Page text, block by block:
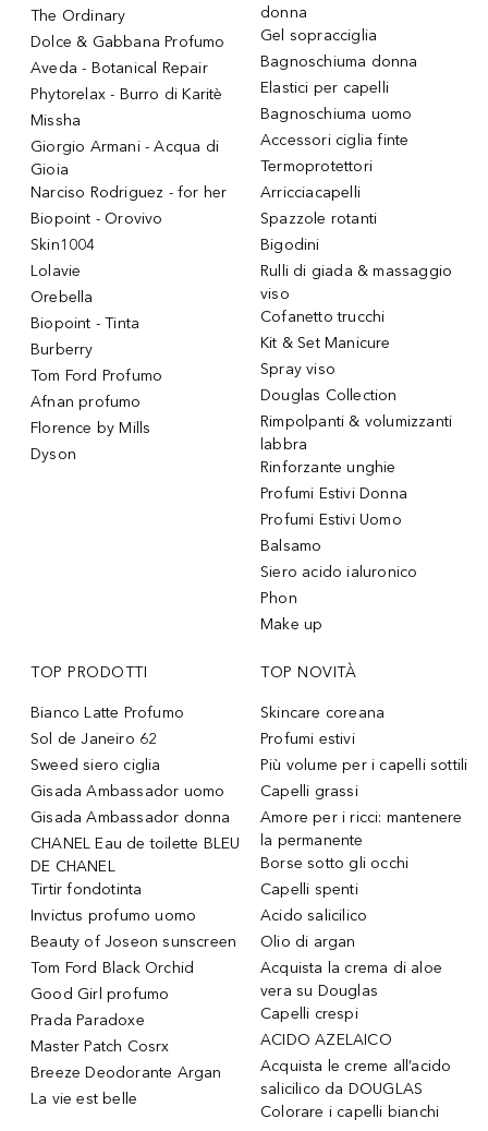
The Ordinary
Dolce & Gabbana Profumo
Aveda - Botanical Repair
Phytorelax - Burro di Karitè
Missha
Giorgio Armani - Acqua di
Gioia
Narciso Rodriguez - for her
Biopoint - Orovivo
Skin1004
Lolavie
Orebella
Biopoint - Tinta
Burberry
Tom Ford Profumo
Afnan profumo
Florence by Mills
Dyson
donna
Gel sopracciglia
Bagnoschiuma donna
Elastici per capelli
Bagnoschiuma uomo
Accessori ciglia finte
Termoprotettori
Arricciacapelli
Spazzole rotanti
Bigodini
Rulli di giada & massaggio
viso
Cofanetto trucchi
Kit & Set Manicure
Spray viso
Douglas Collection
Rimpolpanti & volumizzanti
labbra
Rinforzante unghie
Profumi Estivi Donna
Profumi Estivi Uomo
Balsamo
Siero acido ialuronico
Phon
Make up
TOP PRODOTTI
Bianco Latte Profumo
Sol de Janeiro 62
Sweed siero ciglia
Gisada Ambassador uomo
Gisada Ambassador donna
CHANEL Eau de toilette BLEU
DE CHANEL
Tirtir fondotinta
Invictus profumo uomo
Beauty of Joseon sunscreen
Tom Ford Black Orchid
Good Girl profumo
Prada Paradoxe
Master Patch Cosrx
Breeze Deodorante Argan
La vie est belle
TOP NOVITÀ
Skincare coreana
Profumi estivi
Più volume per i capelli sottili
Capelli grassi
Amore per i ricci: mantenere
la permanente
Borse sotto gli occhi
Capelli spenti
Acido salicilico
Olio di argan
Acquista la crema di aloe
vera su Douglas
Capelli crespi
ACIDO AZELAICO
Acquista le creme all’acido
salicilico da DOUGLAS
Colorare i capelli bianchi